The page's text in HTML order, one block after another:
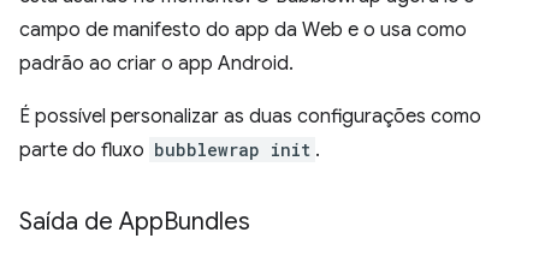
campo de manifesto do app da Web e o usa como
padrão ao criar o app Android.
É possível personalizar as duas configurações como
parte do fluxo bubblewrap init .
Saída de AppBundles